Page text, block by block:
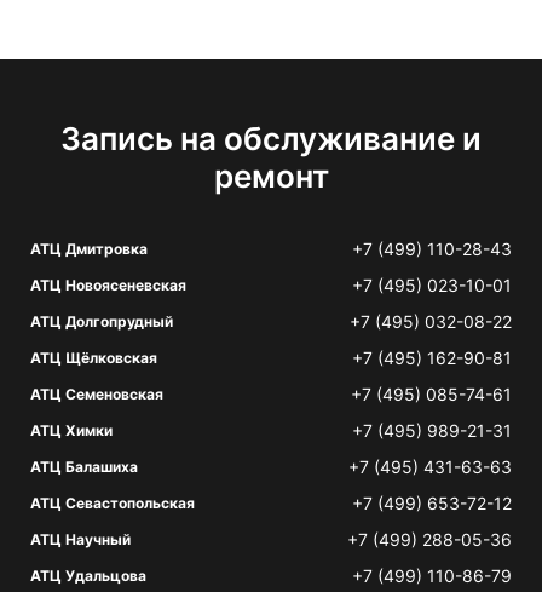
Запись на обслуживание и
ремонт
АТЦ Дмитровка +7 (499) 110-28-43
АТЦ Новоясеневская +7 (495) 023-10-01
АТЦ Долгопрудный +7 (495) 032-08-22
АТЦ Щёлковская +7 (495) 162-90-81
АТЦ Семеновская +7 (495) 085-74-61
АТЦ Химки +7 (495) 989-21-31
АТЦ Балашиха +7 (495) 431-63-63
АТЦ Севастопольская +7 (499) 653-72-12
АТЦ Научный +7 (499) 288-05-36
АТЦ Удальцова +7 (499) 110-86-79